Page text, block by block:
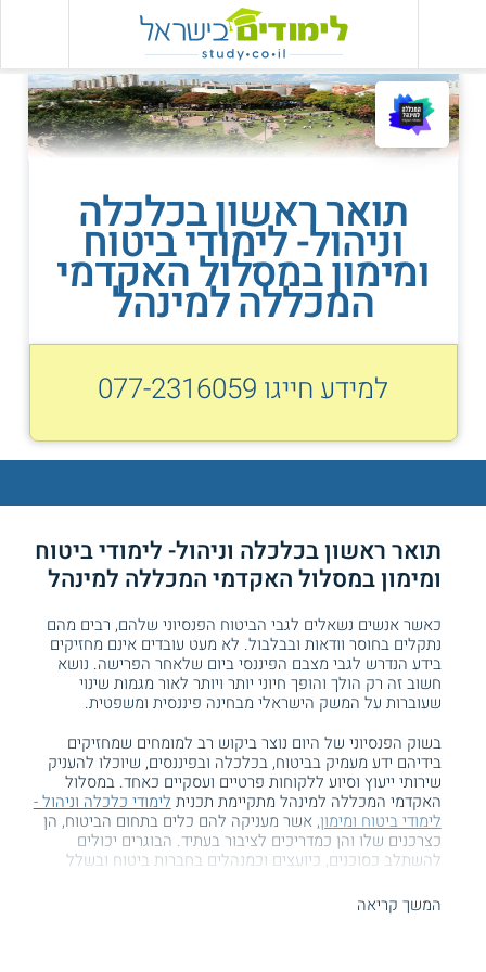
תואר ראשון בכלכלה
וניהול- לימודי ביטוח
ומימון במסלול האקדמי
המכללה למינהל
למידע חייגו 077-2316059
תואר ראשון בכלכלה וניהול- לימודי ביטוח
ומימון במסלול האקדמי המכללה למינהל
כאשר אנשים נשאלים לגבי הביטוח הפנסיוני שלהם, רבים מהם
נתקלים בחוסר וודאות ובבלבול. לא מעט עובדים אינם מחזיקים
בידע הנדרש לגבי מצבם הפיננסי ביום שלאחר הפרישה. נושא
חשוב זה רק הולך והופך חיוני יותר ויותר לאור מגמות שינוי
שעוברות על המשק הישראלי מבחינה פיננסית ומשפטית.
בשוק הפנסיוני של היום נוצר ביקוש רב למומחים שמחזיקים
בידיהם ידע מעמיק בביטוח, בכלכלה ובפיננסים, שיוכלו להעניק
שירותי ייעוץ וסיוע ללקוחות פרטיים ועסקיים כאחד. במסלול
האקדמי המכללה למינהל מתקיימת תכנית לימודי כלכלה וניהול -
לימודי ביטוח ומימון, אשר מעניקה להם כלים בתחום הביטוח, הן
כצרכנים שלו והן כמדריכים לציבור בעתיד. הבוגרים יכולים
להשתלב כסוכנים, כיועצים וכמנהלים בחברות ביטוח ובשלל
המשך קריאה